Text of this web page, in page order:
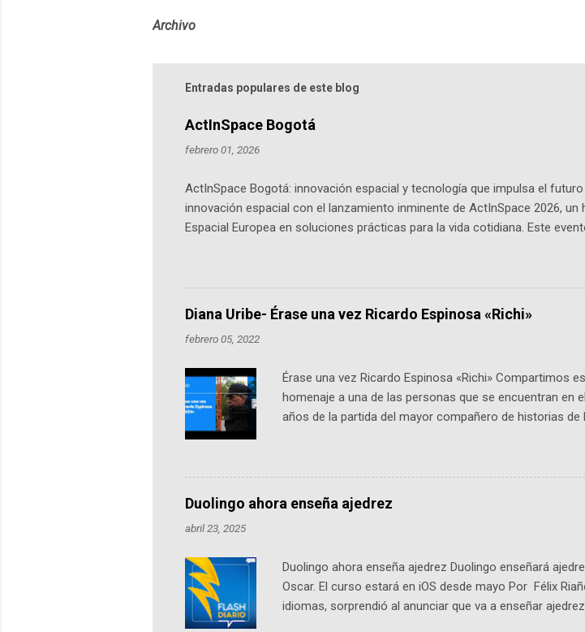
Archivo
Entradas populares de este blog
ActInSpace Bogotá
febrero 01, 2026
ActInSpace Bogotá: innovación espacial y tecnología que impulsa el
innovación espacial con el lanzamiento inminente de ActInSpace 2026,
Espacial Europea en soluciones prácticas para la vida cotidiana. Este
emprendedores y estudiantes. Qué es ActInSpace y por qué importa en
más de 60 ciudades, donde participantes tienen 24 horas para idear
datos orbitales. En Bogotá, arranca con un evento gratuito el 30 de enero
Diana Uribe- Érase una vez Ricardo Espinosa «Richi»
febrero 05, 2022
Érase una vez Ricardo Espinosa «Richi» Compartimos
homenaje a una de las personas que se encuentran en
años de la partida del mayor compañero de historias de
podcast, de dónde viene "la fuerza poderosa", del
nuestro protagonista: un personaje de gabán y
Notas del episodio: -La colección Ricardo Espinosa:
pueden consultar en la Biblioteca Luis Ángel Arango
Duolingo ahora enseña ajedrez
abril 23, 2025
Duolingo ahora enseña ajedrez Duolingo enseñará
Oscar. El curso estará en iOS desde mayo Por Félix
idiomas, sorprendió al anunciar que va a enseñar